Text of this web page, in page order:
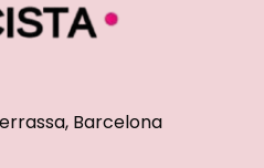
Barcelona